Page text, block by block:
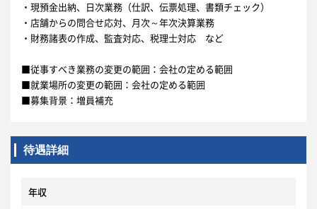
・現預金出納、日次業務（仕訳、伝票処理、書類チェック）
・店舗からの問合せ応対、月次～年次決算業務
・財務諸表の作成、監査対応、税理士対応 など
■従事すべき業務の変更の範囲：会社の定める範囲
■就業場所の変更の範囲：会社の定める範囲
■募集背景：増員補充
待遇詳細
年収